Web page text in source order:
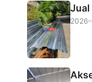
k
Jual